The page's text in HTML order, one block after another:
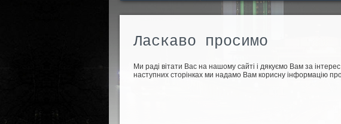
Ласкаво просимо
Ми раді вітати Вас на нашому сайті і дякуємо Вам за
наступних сторінках ми надамо Вам корисну інформацію